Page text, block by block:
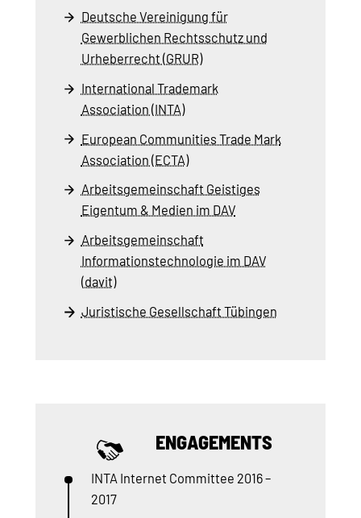
Deutsche Vereinigung für
Gewerblichen Rechtsschutz und
Urheberrecht (GRUR)
International Trademark
Association (INTA)
European Communities Trade Mark
Association (ECTA)
Arbeitsgemeinschaft Geistiges
Eigentum & Medien im DAV
Arbeitsgemeinschaft
Informationstechnologie im DAV
(davit)
Juristische Gesellschaft Tübingen
ENGAGEMENTS
INTA Internet Committee 2016 –
2017